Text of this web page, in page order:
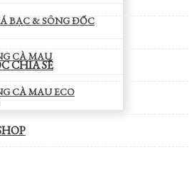
BẠC & SÔNG ĐỐC
CÀ MAU
CÀ MAU ECO
CHIA SẼ